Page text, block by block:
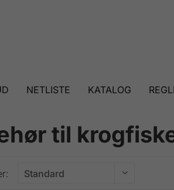
NETLISTE KATALOG
til